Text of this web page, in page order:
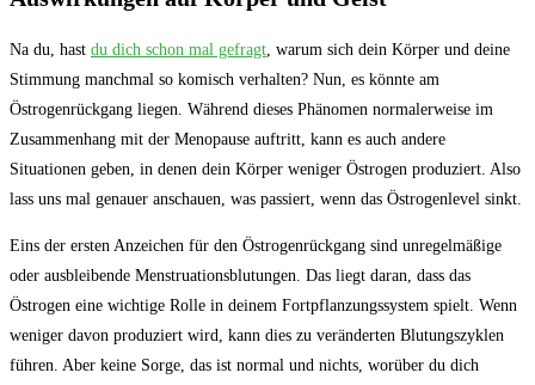
Na du, hast du dich ‌schon ‌mal gefragt, warum sich dein Körper⁢ und deine
Stimmung manchmal so⁣ komisch verhalten? Nun, es könnte am
Östrogenrückgang liegen. Während dieses​ Phänomen normalerweise im
Zusammenhang mit der Menopause auftritt, kann es auch andere⁤
Situationen geben, in denen dein Körper weniger ⁣Östrogen produziert. Also
lass uns mal genauer ‌anschauen, was​ passiert, wenn ⁢das Östrogenlevel sinkt.
Eins der ersten Anzeichen für den Östrogenrückgang sind unregelmäßige
oder ausbleibende Menstruationsblutungen. Das liegt daran, dass das
Östrogen ⁣eine wichtige Rolle in deinem Fortpflanzungssystem spielt. ‌Wenn
weniger davon produziert wird, kann dies‌ zu veränderten ⁢Blutungszyklen
führen.⁢ Aber keine Sorge, das ist normal ⁤und nichts, worüber​ du dich